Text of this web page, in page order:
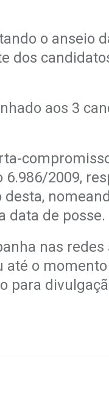
o anseio
dos
aos 3
2009,
data de posse.
nas
o
para